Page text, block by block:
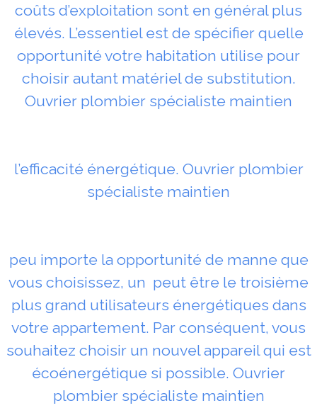
coûts d’exploitation sont en général plus
élevés. L’essentiel est de spécifier quelle
opportunité votre habitation utilise pour
choisir autant matériel de substitution.
Ouvrier plombier spécialiste maintien
l’efficacité énergétique. Ouvrier plombier
spécialiste maintien
peu importe la opportunité de manne que
vous choisissez, un peut être le troisième
plus grand utilisateurs énergétiques dans
votre appartement. Par conséquent, vous
souhaitez choisir un nouvel appareil qui est
écoénergétique si possible. Ouvrier
plombier spécialiste maintien